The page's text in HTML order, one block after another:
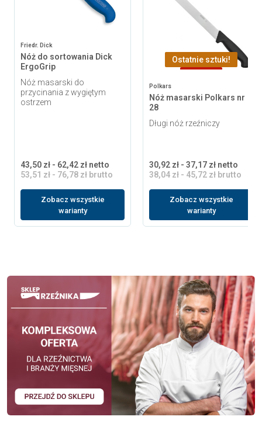
Friedr. Dick
Nóż do sortowania Dick
ErgoGrip
Nóż masarski do
przycinania z wygiętym
ostrzem
43,50 zł - 62,42 zł netto
53,51 zł - 76,78 zł brutto
Zobacz wszystkie
warianty
Ostatnie sztuki!
Polkars
Nóż masarski Polkars nr
28
Długi nóż rzeźniczy
30,92 zł - 37,17 zł netto
38,04 zł - 45,72 zł brutto
Zobacz wszystkie
warianty